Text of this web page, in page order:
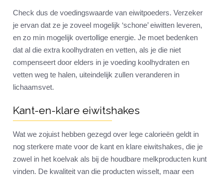
Check dus de voedingswaarde van eiwitpoeders. Verzeker
je ervan dat ze je zoveel mogelijk ‘schone’ eiwitten leveren,
en zo min mogelijk overtollige energie. Je moet bedenken
dat al die extra koolhydraten en vetten, als je die niet
compenseert door elders in je voeding koolhydraten en
vetten weg te halen, uiteindelijk zullen veranderen in
lichaamsvet.
Kant-en-klare eiwitshakes
Wat we zojuist hebben gezegd over lege calorieën geldt in
nog sterkere mate voor de kant en klare eiwitshakes, die je
zowel in het koelvak als bij de houdbare melkproducten kunt
vinden. De kwaliteit van die producten wisselt, maar een